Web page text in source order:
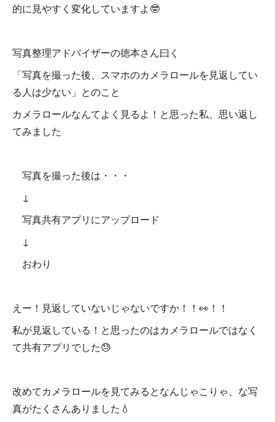
的に見やすく変化していますよ🤓
写真整理アドバイザーの徳本さん曰く
「写真を撮った後、スマホのカメラロールを見返してい
る人は少ない」とのこと
カメラロールなんてよく見るよ！と思った私、思い返し
てみました
写真を撮った後は・・・
↓
写真共有アプリにアップロード
↓
おわり
えー！見返していないじゃないですか！！👀！！
私が見返している！と思ったのはカメラロールではなく
て共有アプリでした😓
改めてカメラロールを見てみるとなんじゃこりゃ、な写
真がたくさんありました💧